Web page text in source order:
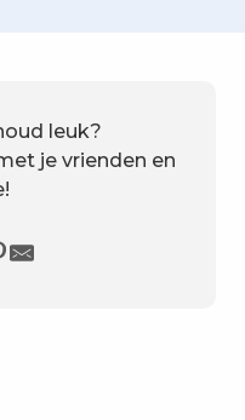
leuk?
je vrienden en